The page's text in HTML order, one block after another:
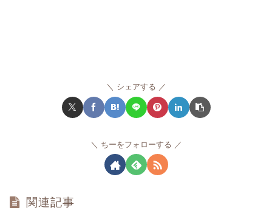
シェアする
ちーをフォローする
関連記事